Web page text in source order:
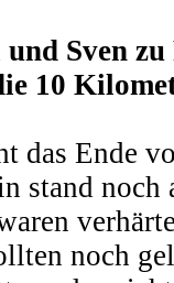
Sven zu
10
das Ende
stand noch
noch